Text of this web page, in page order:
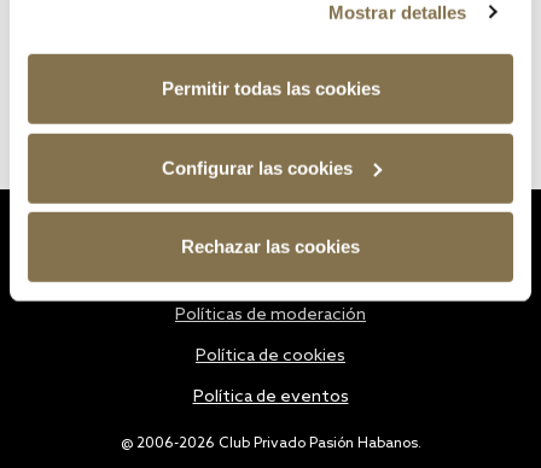
Mostrar detalles
Permitir todas las cookies
Configurar las cookies
Rechazar las cookies
@ 2006-2026 Club Privado Pasión Habanos.
Políticas de moderación
Política de cookies
Política de eventos